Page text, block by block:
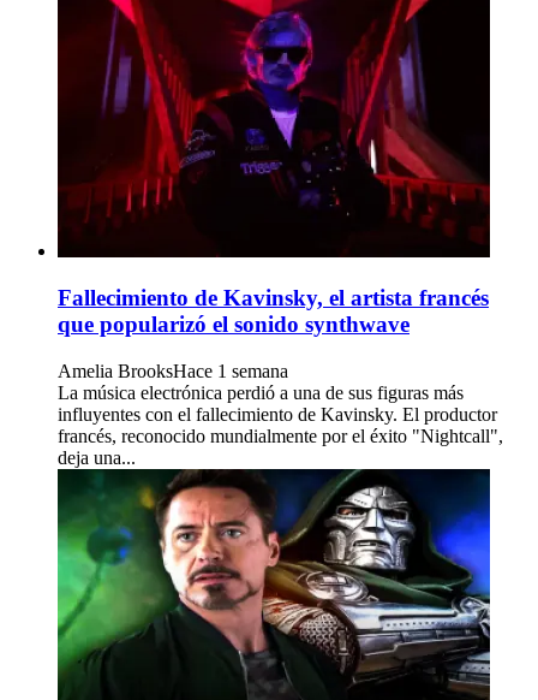
Fallecimiento de Kavinsky, el artista francés
que popularizó el sonido synthwave
Amelia BrooksHace 1 semana
La música electrónica perdió a una de sus figuras más
influyentes con el fallecimiento de Kavinsky. El productor
francés, reconocido mundialmente por el éxito "Nightcall",
deja una...